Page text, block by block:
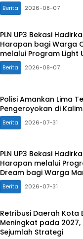
Berita 2026-08-07
PLN UP3 Bekasi
Harapan bagi Warga
melalui Program Light
Berita 2026-08-07
Polisi Amankan Lima
Pengeroyokan di
Berita 2026-07-31
PLN UP3 Bekasi
Harapan melalui
Dream bagi Warga
Berita 2026-07-31
Retribusi Daerah Kota
Meningkat pada
Sejumlah Strategi